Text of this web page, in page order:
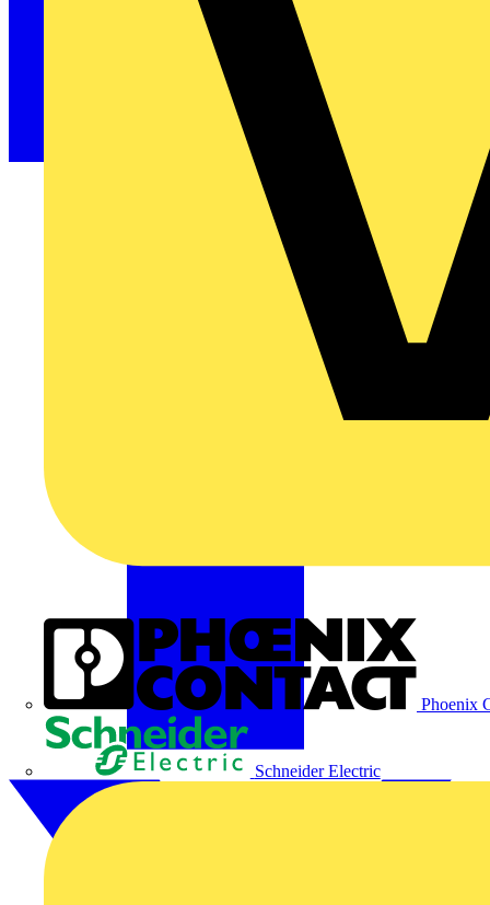
Phoenix
Schneider Electric